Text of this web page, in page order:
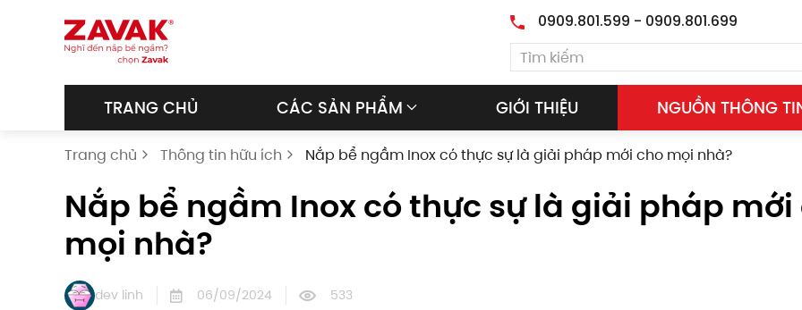
Skip to main content
0909.801.599 - 0909.801.699
TRANG CHỦ CÁC SẢN PHẨM GIỚI THIỆU NGUỒN THÔNG
Trang chủ Thông tin hữu ích Nắp bể ngầm Inox có thực sự là giải pháp mới cho mọi nhà?
Nắp bể ngầm Inox có thực sự là giải pháp mới
mọi nhà?
dev linh 06/09/2024 533